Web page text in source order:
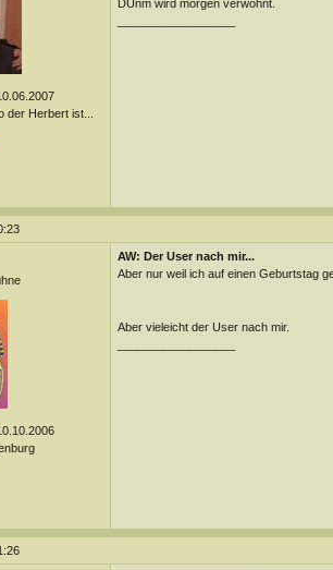
der Herbert ist...
DUnm wird morgen verwöhnt.
AW: Der User nach mir...
Aber nur weil ich auf einen Geburtstag
Aber vieleicht der User nach mir.